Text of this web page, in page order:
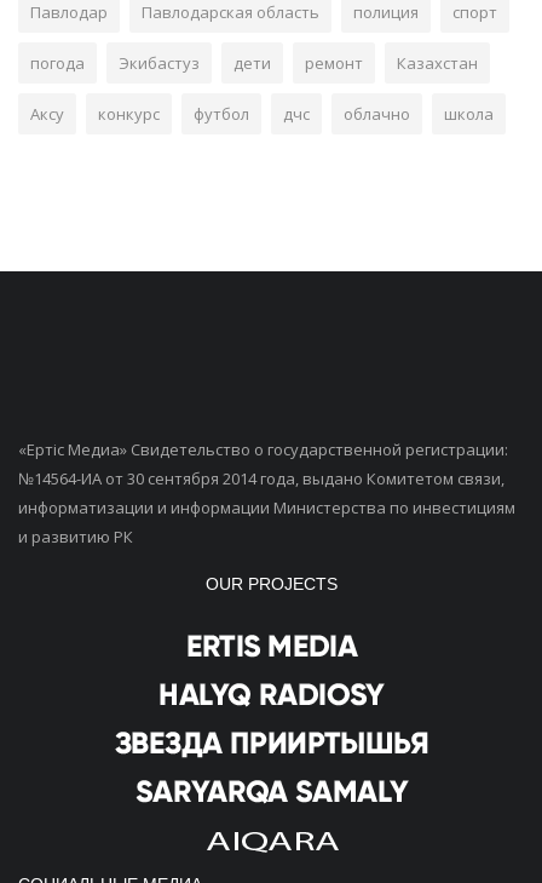
Павлодар Павлодарская область полиция спорт
погода Экибастуз дети ремонт Казахстан
Аксу конкурс футбол дчс облачно школа
«Ертiс Медиа» Свидетельство о государственной регистрации:
№14564-ИА от 30 сентября 2014 года, выдано Комитетом связи,
информатизации и информации Министерства по инвестициям
и развитию РК
OUR PROJECTS